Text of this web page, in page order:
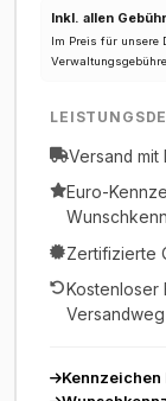
Inkl. allen
Im Preis für
Versand
Euro-
Zertifizierte
Kostenloser
Versandweg
Kennzeichen